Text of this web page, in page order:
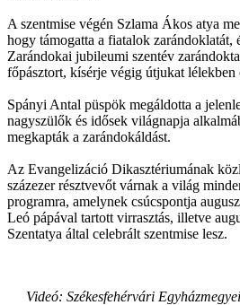
A szentmise végén Szlama Ákos atya
hogy támogatta a fiatalok zarándoklatát,
Zarándokai jubileumi szentév
főpásztort, kísérje végig útjukat lélekben
Spányi Antal püspök megáldotta a
nagyszülők és idősek világnapja
megkapták a zarándokáldást.
Az Evangelizáció Dikasztériumának
százezer résztvevőt várnak a világ
programra, amelynek csúcspontja
Leó pápával tartott virrasztás, illetve
Szentatya által celebrált szentmise lesz.
Videó: Székesfehérvári